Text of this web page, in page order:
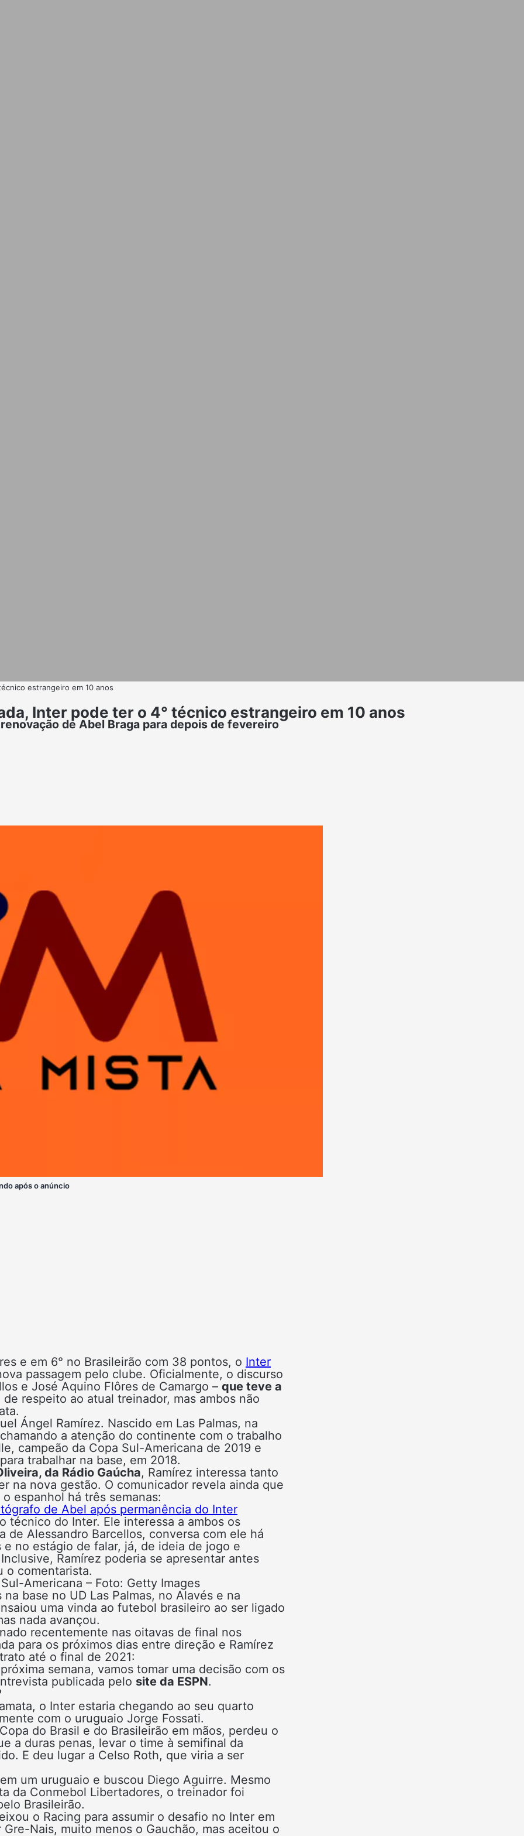
estrangeiro em 10 anos
Inter pode ter o 4° técnico estrangeiro em 10 anos
de Abel Braga para depois de fevereiro
após o anúncio
e em 6° no Brasileirão com 38 pontos, o Inter
passagem pelo clube. Oficialmente, o discurso
e José Aquino Flôres de Camargo – que teve a
de respeito ao atual treinador, mas ambos não
Ángel Ramírez. Nascido em Las Palmas, na
a atenção do continente com o trabalho
campeão da Copa Sul-Americana de 2019 e
trabalhar na base, em 2018.
da Rádio Gaúcha, Ramírez interessa tanto
na nova gestão. O comunicador revela ainda que
espanhol há três semanas:
de Abel após permanência do Inter
técnico do Inter. Ele interessa a ambos os
de Alessandro Barcellos, conversa com ele há
no estágio de falar, já, de ideia de jogo e
Ramírez poderia se apresentar antes
o comentarista.
Americana – Foto: Getty Images
base no UD Las Palmas, no Alavés e na
uma vinda ao futebol brasileiro ao ser ligado
nada avançou.
recentemente nas oitavas de final nos
para os próximos dias entre direção e Ramírez
até o final de 2021:
semana, vamos tomar uma decisão com os
publicada pelo site da ESPN.
o Inter estaria chegando ao seu quarto
com o uruguaio Jorge Fossati.
do Brasil e do Brasileirão em mãos, perdeu o
a duras penas, levar o time à semifinal da
E deu lugar a Celso Roth, que viria a ser
um uruguaio e buscou Diego Aguirre. Mesmo
da Conmebol Libertadores, o treinador foi
Brasileirão.
o Racing para assumir o desafio no Inter em
Nais, muito menos o Gauchão, mas aceitou o